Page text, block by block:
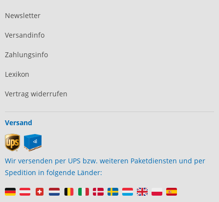
Newsletter
Versandinfo
Zahlungsinfo
Lexikon
Vertrag widerrufen
Versand
Wir versenden per UPS bzw. weiteren Paketdiensten und per
Spedition in folgende Länder: